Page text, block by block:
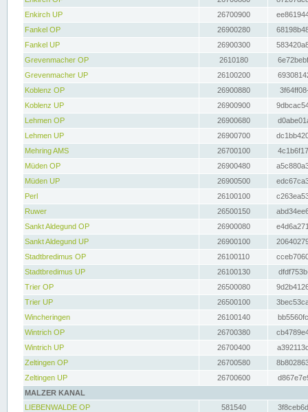
Enkirch UP
26700900
Fankel OP
26900280
Fankel UP
26900300
Grevenmacher OP
2610180
Grevenmacher UP
26100200
Koblenz OP
26900880
Koblenz UP
26900900
Lehmen OP
26900680
Lehmen UP
26900700
Mehring AMS
26700100
Müden OP
26900480
Müden UP
26900500
Perl
26100100
Ruwer
26500150
Sankt Aldegund OP
26900080
Sankt Aldegund UP
26900100
Stadtbredimus OP
26100110
Stadtbredimus UP
26100130
Trier OP
26500080
Trier UP
26500100
Wincheringen
26100140
Wintrich OP
26700380
Wintrich UP
26700400
Zeltingen OP
26700580
Zeltingen UP
26700600
MALZER KANAL
LIEBENWALDE OP
581540